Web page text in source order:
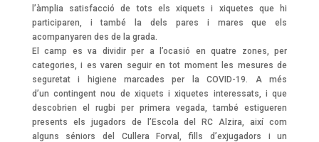
l’àmplia satisfacció de tots els xiquets i xiquetes que hi
participaren, i també la dels pares i mares que els
acompanyaren des de la grada.
El camp es va dividir per a l’ocasió en quatre zones, per
categories, i es varen seguir en tot moment les mesures de
seguretat i higiene marcades per la COVID-19. A més
d’un contingent nou de xiquets i xiquetes interessats, i que
descobrien el rugbi per primera vegada, també estigueren
presents els jugadors de l’Escola del RC Alzira, així com
alguns séniors del Cullera Forval, fills d’exjugadors i un